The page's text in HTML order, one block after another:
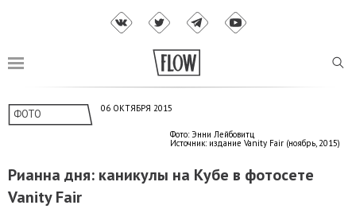
ФОТО 06 ОКТЯБРЯ 2015
Фото: Энни Лейбовитц
Источник: издание Vanity Fair (ноябрь, 2015)
Рианна дня: каникулы на Кубе в фотосете
Vanity Fair